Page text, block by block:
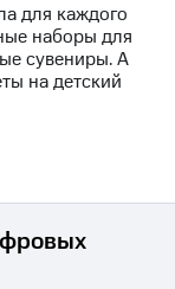
для каждого
наборы для
сувениры. А
на детский